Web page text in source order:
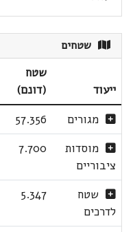
שטחים
ייעוד
שטח
(דונם)
מגורים
57.356
מוסדות
ציבוריים
7.700
שטח
לדרכים
5.347